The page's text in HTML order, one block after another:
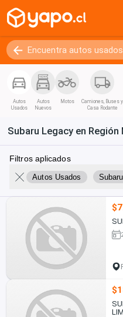
Autos
Usados
Autos
Nuevos
Motos
Camiones, Buses y
Casa Rodante
Subaru Legacy en
Filtros aplicados
Autos Usados Subaru